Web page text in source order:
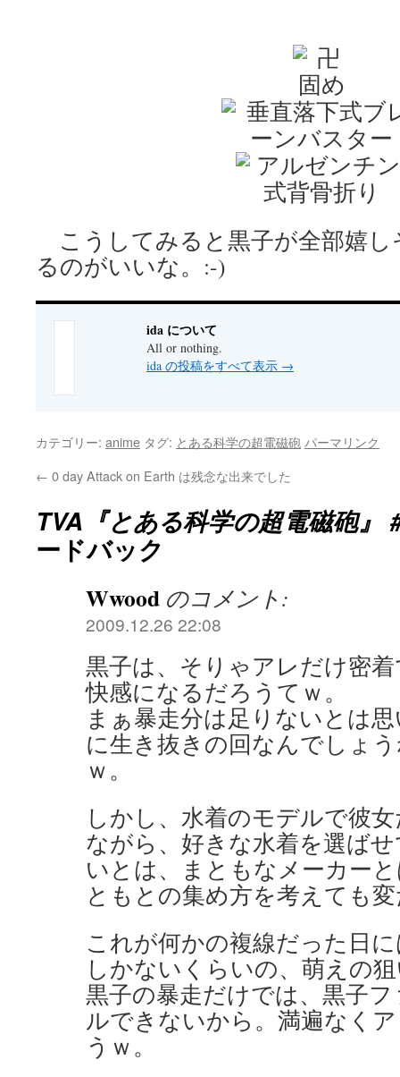
こうしてみると黒子が全部嬉
るのがいいな。:-)
ida について
All or nothing.
ida の投稿をすべて表示 →
カテゴリー: anime タグ: とある科学の超電磁砲 パーマリンク
← 0 day Attack on Earth は残念な出来でした
TVA『とある科学の超電磁砲』
ードバック
Wwood のコメント:
2009.12.26 22:08
黒子は、そりゃアレだけ密
快感になるだろうてｗ。
まぁ暴走分は足りないとは
に生き抜きの回なんでしょ
ｗ。
しかし、水着のモデルで彼
ながら、好きな水着を選ば
いとは、まともなメーカー
ともとの集め方を考えても
これが何かの複線だった日
しかないくらいの、萌えの
黒子の暴走だけでは、黒子
ルできないから。満遍なく
うｗ。